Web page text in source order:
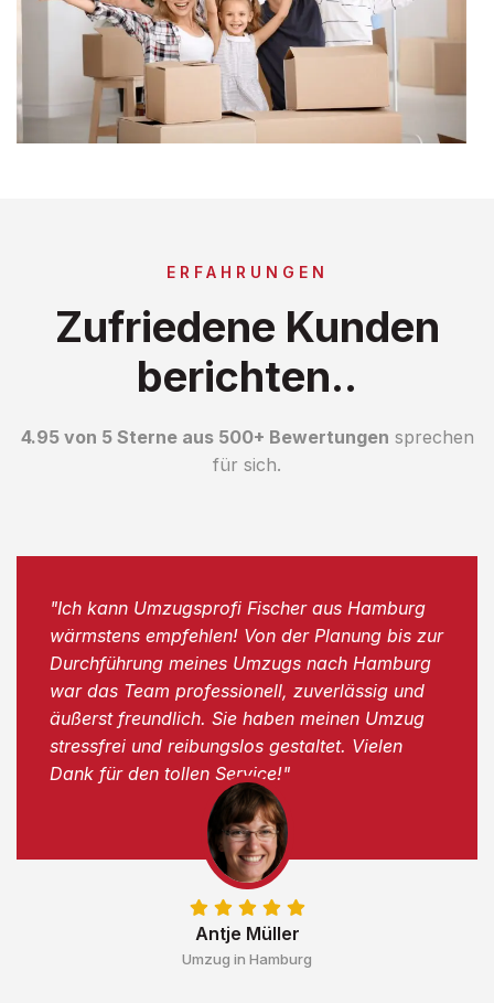
ERFAHRUNGEN
Zufriedene Kunden
berichten..
4.95 von 5 Sterne aus 500+ Bewertungen sprechen
für sich.
Antje Müller
Umzug in Hamburg
"Ich kann Umzugsprofi Fischer aus Hamburg
wärmstens empfehlen! Von der Planung bis zur
Durchführung meines Umzugs nach Hamburg
war das Team professionell, zuverlässig und
äußerst freundlich. Sie haben meinen Umzug
stressfrei und reibungslos gestaltet. Vielen
Dank für den tollen Service!"